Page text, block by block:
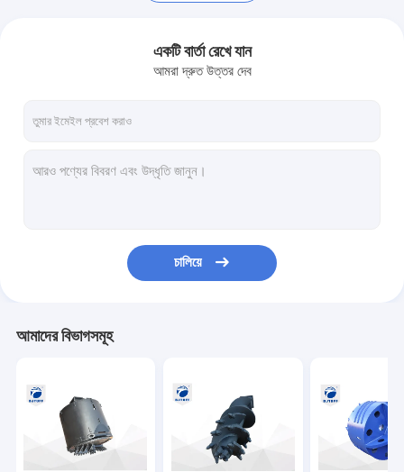
মান নিয়ন্ত্রণ
যোগাযোগ করুন
উদ্ধৃতির জন্য আবেদন
কোর ব্যারেলস
ওপেন টাইপ ড্রিলিং বালতি
একটি বার্তা রেখে যান
আমরা দ্রুত উত্তর দেব
চালিয়ে
আমাদের বিভাগসমূহ